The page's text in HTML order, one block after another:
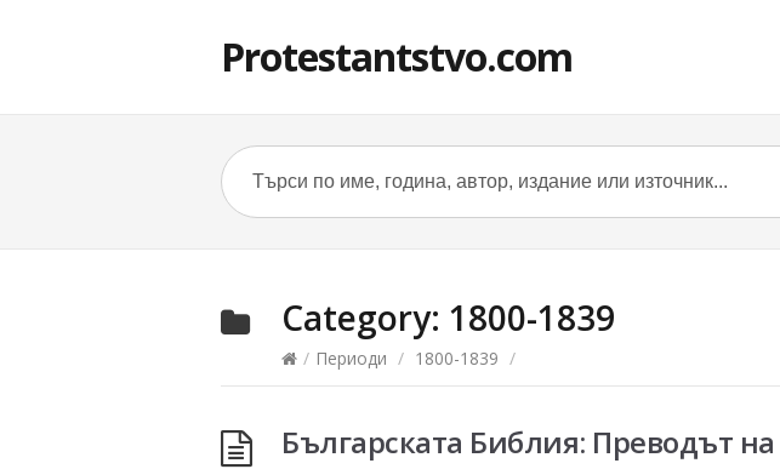
Protestantstvo.com
Category: 1800-1839
/ Периоди / 1800-1839 /
Българската Библия: Преводът